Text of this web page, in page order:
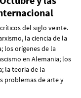
del siglo veinte.
la ciencia de la
los orígenes de la
en Alemania; los
la teoría de la
problemas de arte y